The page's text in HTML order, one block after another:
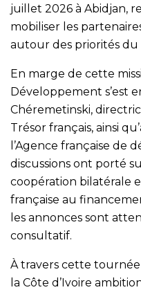
juillet 2026 à Abidjan,
mobiliser les
autour des priorités du
En marge de cette
Développement s’est
Chéremetinski,
Trésor français, ainsi
l’Agence française de
discussions ont porté
coopération bilatérale
française au
les annonces sont
consultatif.
À travers cette
la Côte d’Ivoire